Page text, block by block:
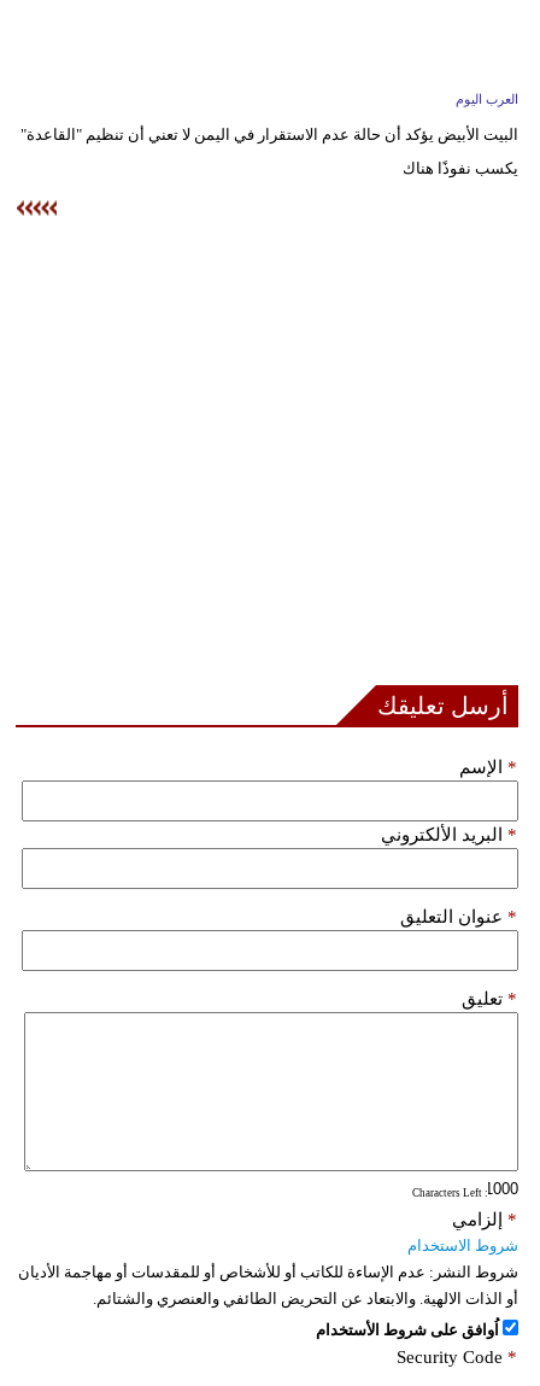
أزياء
علوم
العرب اليوم
البيت الأبيض يؤكد أن حالة عدم الاستقرار في اليمن لا تعني أن تنظيم "القاعدة"
يكسب نفوذًا هناك
أرسل تعليقك
الإسم *
البريد الألكتروني *
عنوان التعليق *
تعليق *
: Characters Left
إلزامي *
شروط الاستخدام
شروط النشر: عدم الإساءة للكاتب أو للأشخاص أو للمقدسات أو مهاجمة الأديان
أو الذات الالهية. والابتعاد عن التحريض الطائفي والعنصري والشتائم.
اُوافق على شروط الأستخدام
Security Code *